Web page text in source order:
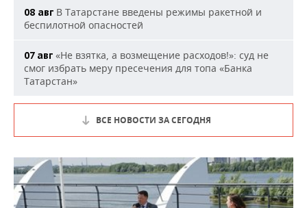
08 авг В Татарстане введены режимы ракетной и
беспилотной опасностей
07 авг «Не взятка, а возмещение расходов!»: суд не
смог избрать меру пресечения для топа «Банка
Татарстан»
ВСЕ НОВОСТИ ЗА СЕГОДНЯ